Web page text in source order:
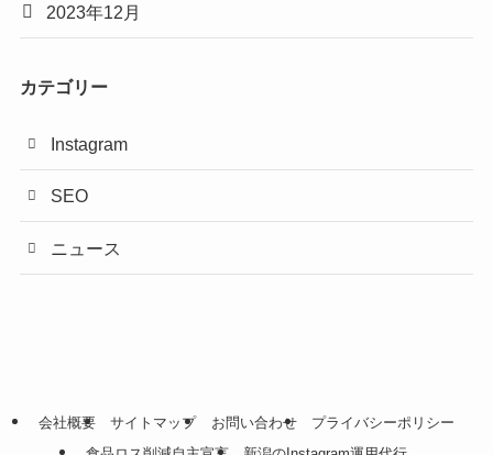
2023年12月
カテゴリー
Instagram
SEO
ニュース
会社概要 サイトマップ お問い合わせ
プライバシーポリシー